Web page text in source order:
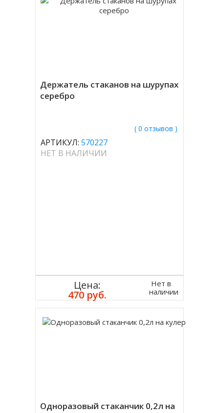
Держатель стаканов на шурупах
серебро
( 0 отзывов )
АРТИКУЛ: 570227
НЕТ В НАЛИЧИИ
Цена:
470 руб.
Нет в
наличии
Одноразовый стаканчик 0,2л на